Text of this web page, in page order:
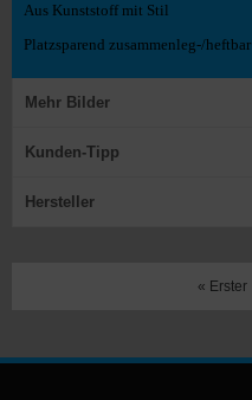
Aus Kunststoff mit Stil
Platzsparend zusammenleg-/heftbar
Mehr Bilder
Kunden-Tipp
Hersteller
« Erster